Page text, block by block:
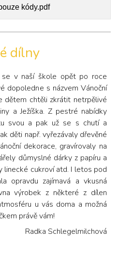
kódy.pdf
dílny
v naší škole opět po roce
dopoledne s názvem Vánoční
dětem chtěli zkrátit netrpělivé
a Ježíška. Z pestré nabídky
svou a pak už se s chutí a
děti např. vyřezávaly dřevěné
dekorace, gravírovaly na
důmyslné dárky z papíru a
linecké cukroví atd. I letos pod
opravdu zajímavá a vkusná
výrobek z některé z dílen
u vás doma a možná
právě vám!
Radka Schlegelmilchová